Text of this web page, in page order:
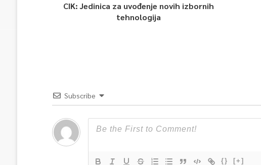
CIK: Jedinica za uvođenje novih izbornih
tehnologija
Subscribe
{} [+]